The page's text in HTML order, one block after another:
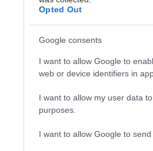
Opted Out
Google consents
I want to allow Google to
web or device identifiers in
I want to allow my user data
purposes.
I want to allow Google to
průmysl a.s.